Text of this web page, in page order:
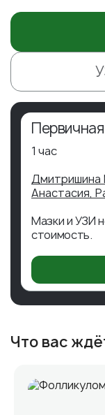
1 час
Дмитришина
Анастасия,
Мазки и УЗИ
стоимость.
Что вас